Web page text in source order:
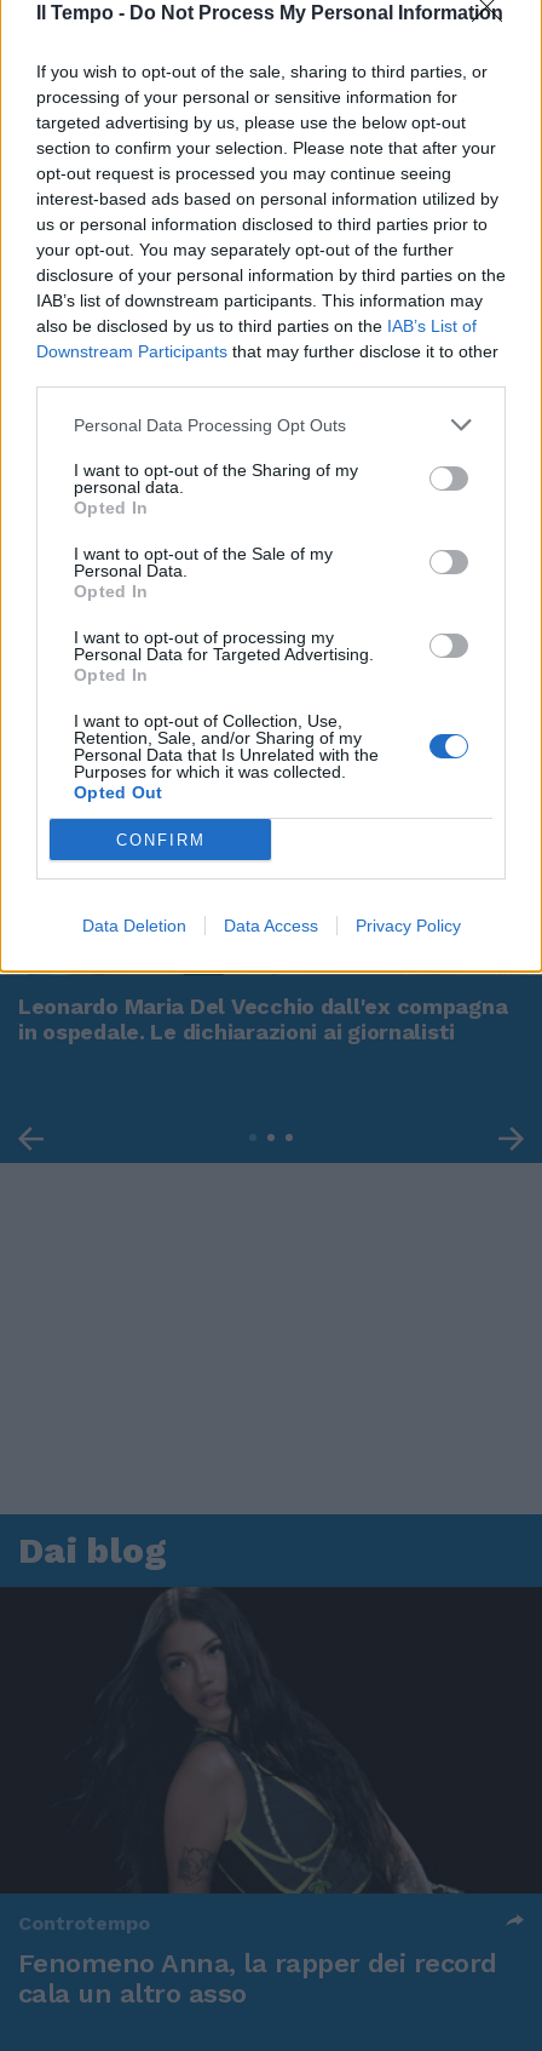
Il Tempo - Do Not Process My Personal Information
If you wish to opt-out of the sale, sharing to third parties, or
processing of your personal or sensitive information for
targeted advertising by us, please use the below opt-out
section to confirm your selection. Please note that after your
opt-out request is processed you may continue seeing
interest-based ads based on personal information utilized by
us or personal information disclosed to third parties prior to
your opt-out. You may separately opt-out of the further
disclosure of your personal information by third parties on the
IAB’s list of downstream participants. This information may
also be disclosed by us to third parties on the IAB’s List of
Downstream Participants that may further disclose it to other
Personal Data Processing Opt Outs
I want to opt-out of the Sharing of my
personal data.
Opted In
I want to opt-out of the Sale of my
Personal Data.
Opted In
I want to opt-out of processing my
Personal Data for Targeted Advertising.
Opted In
I want to opt-out of Collection, Use,
Retention, Sale, and/or Sharing of my
Personal Data that Is Unrelated with the
Purposes for which it was collected.
Opted Out
CONFIRM
Data Deletion Data Access Privacy Policy
Leonardo Maria Del Vecchio dall'ex compagna
in ospedale. Le dichiarazioni ai giornalisti
Dai blog
Controtempo
Fenomeno Anna, la rapper dei record
cala un altro asso